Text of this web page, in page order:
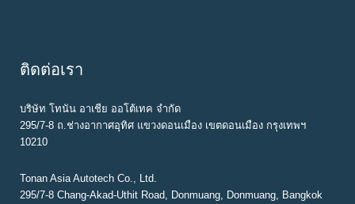
ติดต่อเรา
บริษัท โทนัน อาเชีย ออโต้เทค จำกัด
295/7-8 ถ.ช่างอากาศอุทิศ แขวงดอนเมือง เขตดอนเมือง กรุงเทพฯ
10210
Tonan Asia Autotech Co., Ltd.
295/7-8 Chang-Akad-Uthit Road, Donmuang, Donmuang, Bangkok